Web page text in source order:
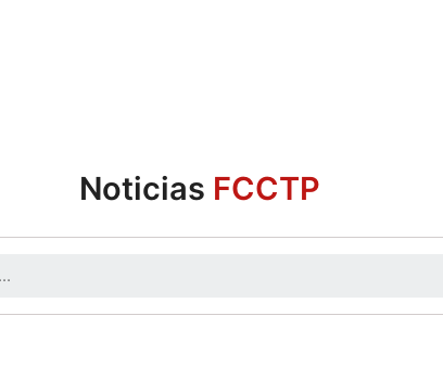
Noticias FCCTP